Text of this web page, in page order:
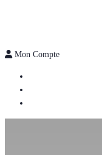
Mon Compte